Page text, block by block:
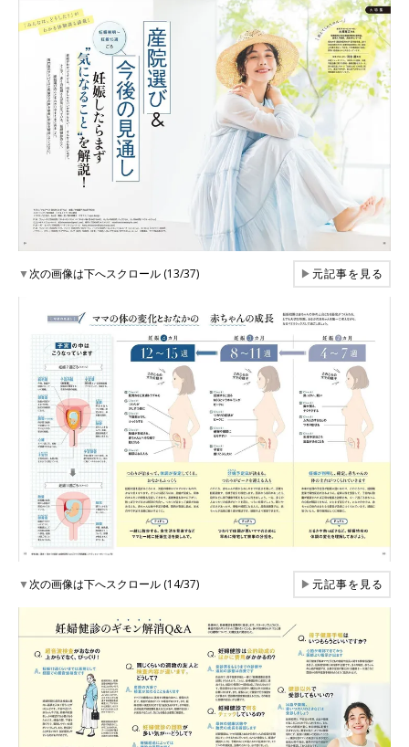
▼次の画像は下へスクロール (13/37) ▶元記事を見る
▼次の画像は下へスクロール (14/37) ▶元記事を見る